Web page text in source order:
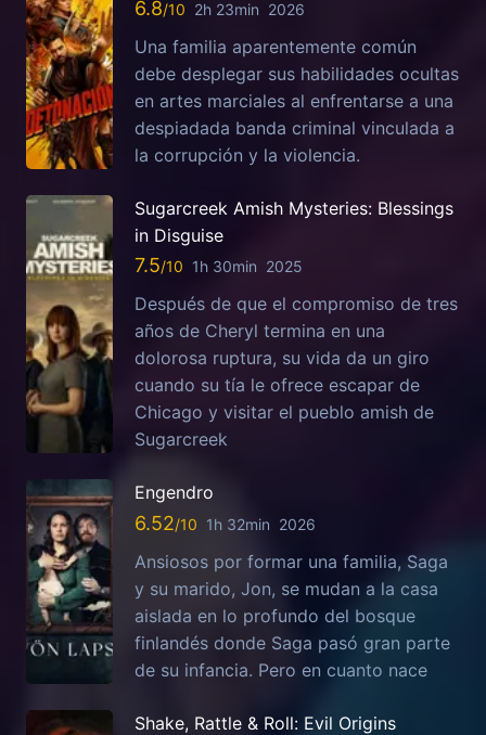
6.8 2h 23min 2026
Una familia aparentemente común
debe desplegar sus habilidades ocultas
en artes marciales al enfrentarse a una
despiadada banda criminal vinculada a
la corrupción y la violencia.
Sugarcreek Amish Mysteries: Blessings
in Disguise
7.5 1h 30min 2025
Después de que el compromiso de tres
años de Cheryl termina en una
dolorosa ruptura, su vida da un giro
cuando su tía le ofrece escapar de
Chicago y visitar el pueblo amish de
Sugarcreek
Engendro
6.52 1h 32min 2026
Ansiosos por formar una familia, Saga
y su marido, Jon, se mudan a la casa
aislada en lo profundo del bosque
finlandés donde Saga pasó gran parte
de su infancia. Pero en cuanto nace
Shake, Rattle & Roll: Evil Origins